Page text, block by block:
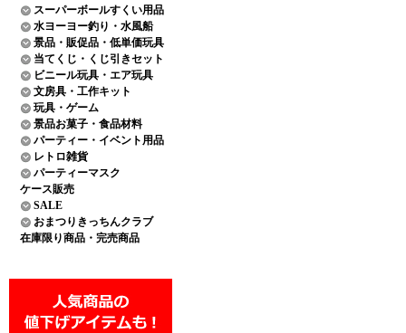
スーパーボールすくい用品
水ヨーヨー釣り・水風船
景品・販促品・低単価玩具
当てくじ・くじ引きセット
ビニール玩具・エア玩具
文房具・工作キット
玩具・ゲーム
景品お菓子・食品材料
パーティー・イベント用品
レトロ雑貨
パーティーマスク
ケース販売
SALE
おまつりきっちんクラブ
在庫限り商品・完売商品